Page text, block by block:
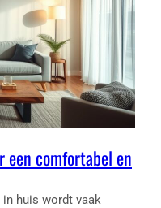
een comfortabel en
huis wordt vaak